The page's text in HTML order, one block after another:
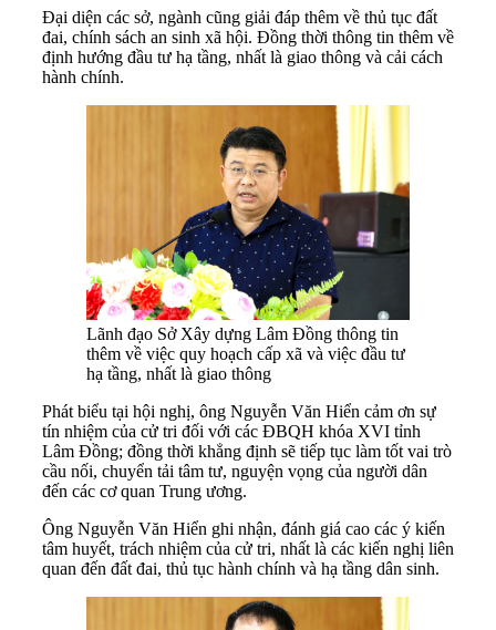
Đại diện các sở, ngành cũng giải đáp thêm về thủ tục đất
đai, chính sách an sinh xã hội. Đồng thời thông tin thêm về
định hướng đầu tư hạ tầng, nhất là giao thông và cải cách
hành chính.
Lãnh đạo Sở Xây dựng Lâm Đồng thông tin
thêm về việc quy hoạch cấp xã và việc đầu tư
hạ tầng, nhất là giao thông
Phát biểu tại hội nghị, ông Nguyễn Văn Hiển cảm ơn sự
tín nhiệm của cử tri đối với các ĐBQH khóa XVI tỉnh
Lâm Đồng; đồng thời khẳng định sẽ tiếp tục làm tốt vai trò
cầu nối, chuyển tải tâm tư, nguyện vọng của người dân
đến các cơ quan Trung ương.
Ông Nguyễn Văn Hiển ghi nhận, đánh giá cao các ý kiến
tâm huyết, trách nhiệm của cử tri, nhất là các kiến nghị liên
quan đến đất đai, thủ tục hành chính và hạ tầng dân sinh.